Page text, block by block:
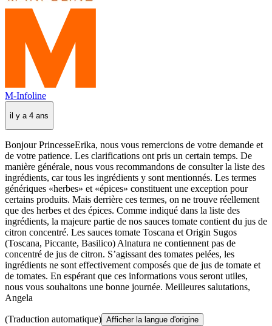
M-Infoline
il y a 4 ans
Bonjour PrincesseErika, nous vous remercions de votre demande et
de votre patience. Les clarifications ont pris un certain temps. De
manière générale, nous vous recommandons de consulter la liste des
ingrédients, car tous les ingrédients y sont mentionnés. Les termes
génériques «herbes» et «épices» constituent une exception pour
certains produits. Mais derrière ces termes, on ne trouve réellement
que des herbes et des épices. Comme indiqué dans la liste des
ingrédients, la majeure partie de nos sauces tomate contient du jus de
citron concentré. Les sauces tomate Toscana et Origin Sugos
(Toscana, Piccante, Basilico) Alnatura ne contiennent pas de
concentré de jus de citron. S’agissant des tomates pelées, les
ingrédients ne sont effectivement composés que de jus de tomate et
de tomates. En espérant que ces informations vous seront utiles,
nous vous souhaitons une bonne journée. Meilleures salutations,
Angela
(Traduction automatique) Afficher la langue d'origine